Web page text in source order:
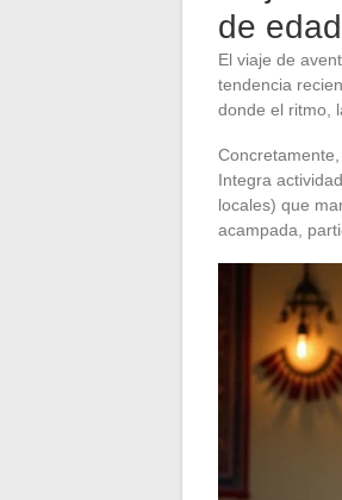
de edad
El viaje de
tendencia
donde el ritmo,
Integra
locales) que
acampada,